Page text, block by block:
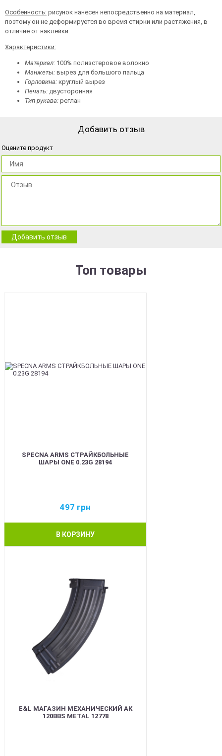
Особенность: рисунок нанесен непосредственно на материал,
поэтому он не деформируется во время стирки или растяжения, в
отличие от наклейки.
Характеристики:
Материал: 100% полиэстеровое волокно
Манжеты: вырез для большого пальца
Горловина: круглый вырез
Печать: двусторонняя
Тип рукава: реглан
Добавить отзыв
Оцените продукт
Добавить отзыв
Топ товары
SPECNA ARMS СТРАЙКБОЛЬНЫЕ
ШАРЫ ONE 0.23G 28194
497 грн
В КОРЗИНУ
E&L МАГАЗИН МЕХАНИЧЕСКИЙ АК
120BBS METAL 12778